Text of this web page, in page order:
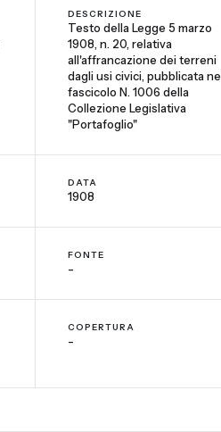
DESCRIZIONE
Testo della Legge 5 marzo
1908, n. 20, relativa
all'affrancazione dei terreni
dagli usi civici, pubblicata nel
fascicolo N. 1006 della
Collezione Legislativa
"Portafoglio"
DATA
1908
FONTE
-
COPERTURA
-